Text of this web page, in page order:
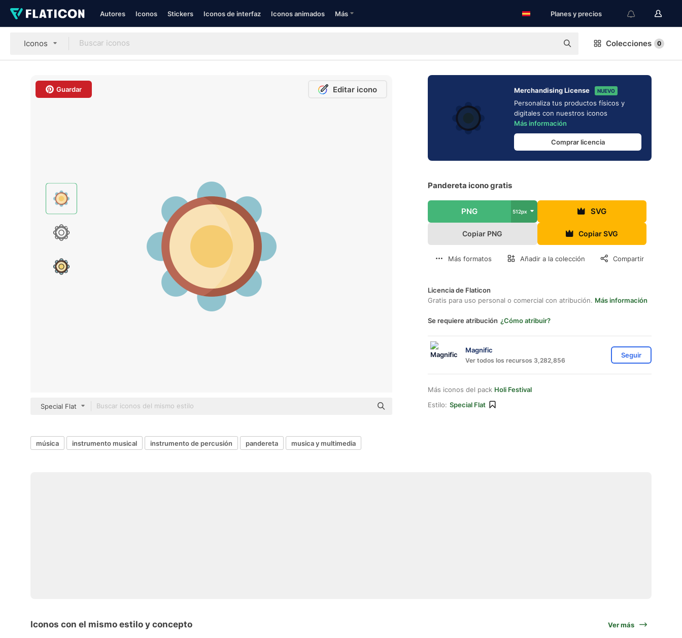
Autores Iconos Stickers Iconos de interfaz Iconos animados Más Planes y precios
Iconos Colecciones 0
Guardar Editar icono
Special Flat
Merchandising License NUEVO
Personaliza tus productos físicos y
digitales con nuestros iconos
Más información
Comprar licencia
Pandereta icono gratis
PNG 512px SVG
Copiar PNG Copiar SVG
Más formatos Añadir a la colección Compartir
Licencia de Flaticon
Gratis para uso personal o comercial con atribución. Más información
Se requiere atribución ¿Cómo atribuir?
Magnific
Ver todos los recursos 3,282,856
Seguir
Más iconos del pack Holi Festival
Estilo: Special Flat
música instrumento musical instrumento de percusión pandereta musica y multimedia
Iconos con el mismo estilo y concepto Ver más